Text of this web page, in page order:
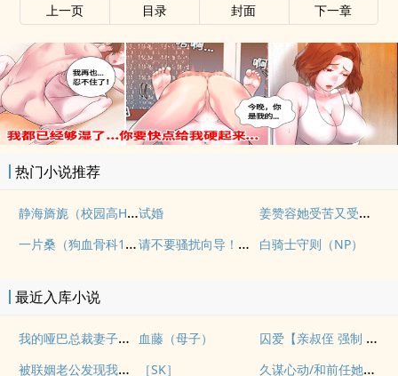
上一页 目录 封面 下一章
热门小说推荐
静海旖旎（校园高H）试婚
姜赞容她受苦又受难（NPH）
一片桑（狗血骨科1v1）
请不要骚扰向导！（哨向NPH） 白骑士守则（NP）
最近入库小说
我的哑巴总裁妻子（双A） 血藤（母子）
囚爱【亲叔侄 强制 1v1 H】
被联姻老公发现我写po文后
［SK］ 久谋心动/和前任她小姨先婚后爱